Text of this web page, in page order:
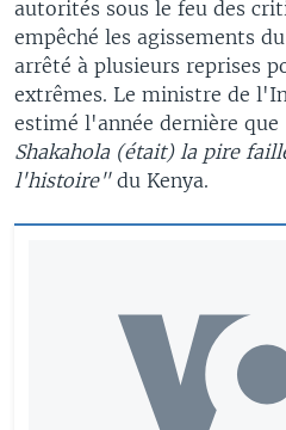
autorités sous le feu des
empêché les agissements
arrêté à plusieurs reprises
extrêmes. Le ministre de
estimé l'année dernière que
Shakahola (était) la pire
l'histoire"du Kenya.